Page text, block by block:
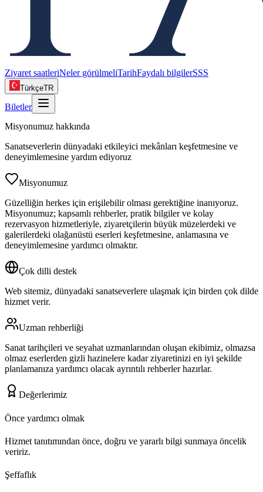
Ziyaret saatleriNeler görülmeliTarihFaydalı bilgilerSSS
TürkçeTR
Biletler
Misyonumuz hakkında
Sanatseverlerin dünyadaki etkileyici mekânları keşfetmesine ve
deneyimlemesine yardım ediyoruz
Misyonumuz
Güzelliğin herkes için erişilebilir olması gerektiğine inanıyoruz.
Misyonumuz; kapsamlı rehberler, pratik bilgiler ve kolay
rezervasyon hizmetleriyle, ziyaretçilerin büyük müzelerdeki ve
galerilerdeki olağanüstü eserleri keşfetmesine, anlamasına ve
deneyimlemesine yardımcı olmaktır.
Çok dilli destek
Web sitemiz, dünyadaki sanatseverlere ulaşmak için birden çok dilde
hizmet verir.
Uzman rehberliği
Sanat tarihçileri ve seyahat uzmanlarından oluşan ekibimiz, olmazsa
olmaz eserlerden gizli hazinelere kadar ziyaretinizi en iyi şekilde
planlamanıza yardımcı olacak ayrıntılı rehberler hazırlar.
Değerlerimiz
Önce yardımcı olmak
Hizmet tanıtımından önce, doğru ve yararlı bilgi sunmaya öncelik
veririz.
Şeffaflık